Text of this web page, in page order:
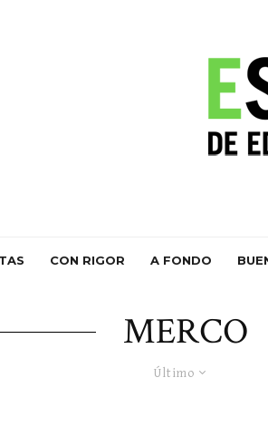
CON RIGOR A FONDO
MERCO
Último